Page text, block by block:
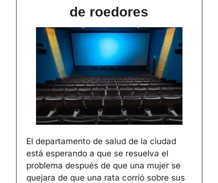
de roedores
El departamento de salud de la ciudad
está esperando a que se resuelva el
problema después de que una mujer se
quejara de que una rata corrió sobre sus